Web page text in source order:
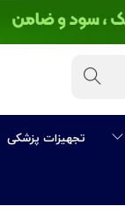
تجهیزات پزشکی